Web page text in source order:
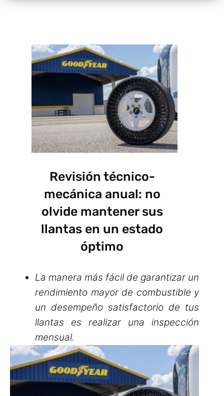
Revisión técnico-
mecánica anual: no
olvide mantener sus
llantas en un estado
óptimo
La manera más fácil de garantizar un
rendimiento mayor de combustible y
un desempeño satisfactorio de tus
llantas es realizar una inspección
mensual.